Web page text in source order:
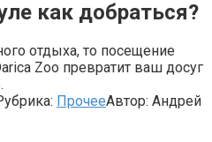
как добраться?
отдыха, то посещение
Zoo превратит ваш досуг
ПрочееАвтор: Андрей